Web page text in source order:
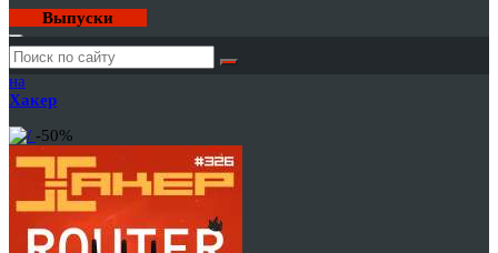
Выпуски
Годовая
подписка
на
Хакер
-50%